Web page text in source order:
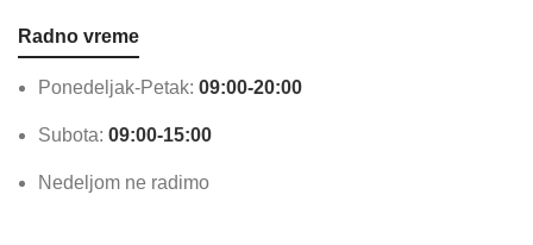
Radno vreme
Ponedeljak-Petak: 09:00-20:00
Subota: 09:00-15:00
Nedeljom ne radimo